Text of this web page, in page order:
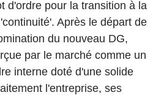
d'ordre pour la transition à la
Après le départ de
du nouveau DG,
par le marché comme un
interne doté d'une solide
l'entreprise, ses